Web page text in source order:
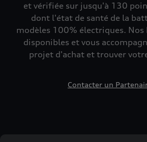
et vérifiée sur jusqu'à 130
dont l'état de santé de la
modèles 100% électriques. Nos
disponibles et vous
projet d'achat et trouver
Contacter un